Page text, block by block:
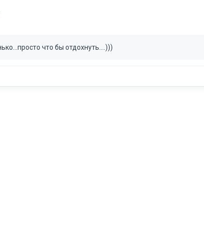
что бы отдохнуть....)))